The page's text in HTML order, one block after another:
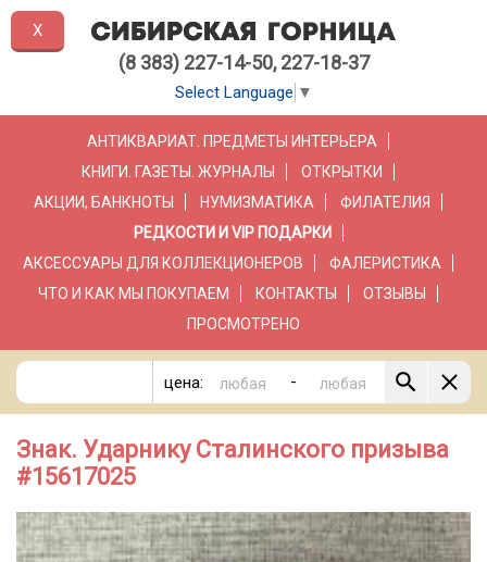
(8 383) 227-14-50, 227-18-37
Select Language ▼
АНТИКВАРИАТ. ПРЕДМЕТЫ ИНТЕРЬЕРА
КНИГИ. ГАЗЕТЫ. ЖУРНАЛЫ
ОТКРЫТКИ
АКЦИИ, БАНКНОТЫ
НУМИЗМАТИКА
ФИЛАТЕЛИЯ
РЕДКОСТИ И VIP ПОДАРКИ
АКСЕССУАРЫ ДЛЯ КОЛЛЕКЦИОНЕРОВ
ФАЛЕРИСТИКА
ЧТО И КАК МЫ ПОКУПАЕМ
КОНТАКТЫ
ОТЗЫВЫ
ПРОСМОТРЕНО
цена: -
Знак. Ударнику Сталинского призыва
#15617025
X